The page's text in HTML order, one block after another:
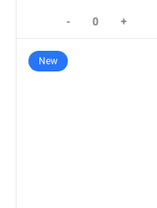
- +
New